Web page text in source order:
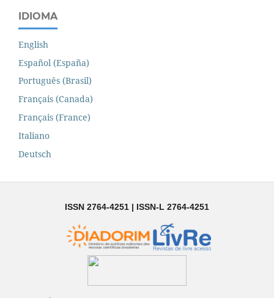
IDIOMA
English
Español (España)
Português (Brasil)
Français (Canada)
Français (France)
Italiano
Deutsch
ISSN 2764-4251 | ISSN-L 2764-4251